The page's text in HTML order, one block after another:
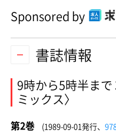
Sponsored by
書誌情報
9時から5時半ま
ミックス〉
第2巻 (1989-09-01発行、